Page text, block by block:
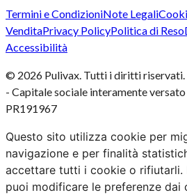
Termini e CondizioniNote Legali
VenditaPrivacy PolicyPolitica di Reso
Accessibilità
© 2026 Pulivax. Tutti i diritti
- Capitale sociale interamente
PR191967
Questo sito utilizza cookie per
navigazione e per finalità
accettare tutti i cookie o rifiutarli.
puoi modificare le preferenze dai